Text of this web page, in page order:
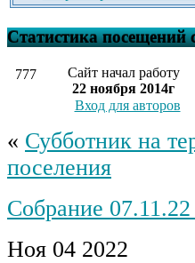
Статистика посещений
777
Сайт начал работу
22 ноября 2014г
Вход для авторов
« Субботник на
поселения
Собрание
Ноя 04 2022